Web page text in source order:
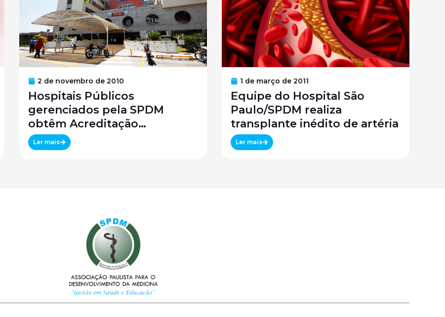
2 de novembro de 2010
Hospitais Públicos
gerenciados pela SPDM
obtêm Acreditação
Canadense
Ler mais
1 de março de 2011
Equipe do Hospital São
Paulo/SPDM realiza
transplante inédito de artéria
Ler mais